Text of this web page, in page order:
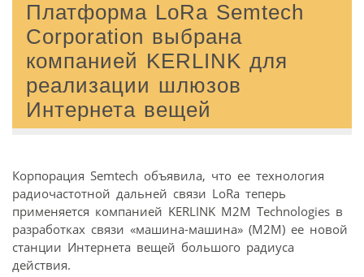
Платформа LoRa Semtech
Corporation выбрана
компанией KERLINK для
реализации шлюзов
Интернета вещей
Корпорация Semtech объявила, что ее технология
радиочастотной дальней связи LoRa теперь
применяется компанией KERLINK M2M Technologies в
разработках связи «машина-машина» (M2M) ее новой
станции Интернета вещей большого радиуса
действия.